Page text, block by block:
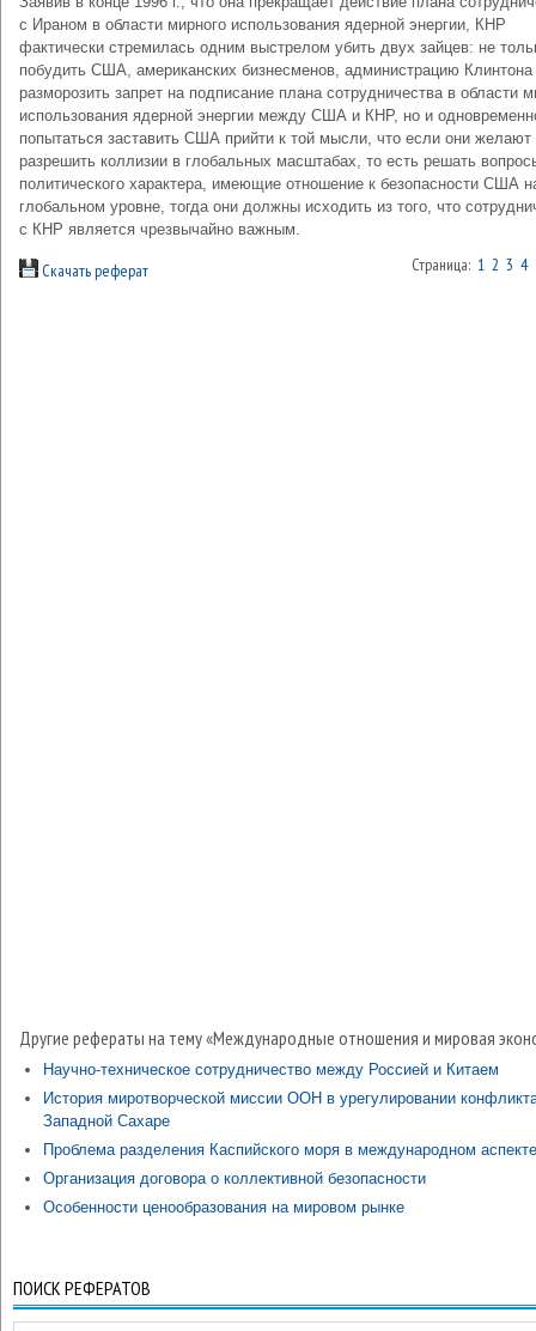
с Ираном в области мирного использования ядерной энергии, КНР
фактически стремилась одним выстрелом убить двух зайцев: не
побудить США, американских бизнесменов, администрацию Клинтона
разморозить запрет на подписание плана сотрудничества в области
использования ядерной энергии между США и КНР, но и
попытаться заставить США прийти к той мысли, что если они желают
разрешить коллизии в глобальных масштабах, то есть решать
политического характера, имеющие отношение к безопасности США
глобальном уровне, тогда они должны исходить из того, что
с КНР является чрезвычайно важным.
Скачать реферат Страница: 1 2 3 4
Другие рефераты на тему «Международные отношения и мировая
Научно-техническое сотрудничество между Россией и Китаем
История миротворческой миссии ООН в урегулировании
Западной Сахаре
Проблема разделения Каспийского моря в международном аспекте
Организация договора о коллективной безопасности
Особенности ценообразования на мировом рынке
ПОИСК РЕФЕРАТОВ